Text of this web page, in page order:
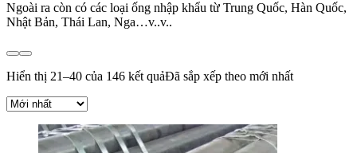
Ngoài ra còn có các loại ống nhập khẩu từ Trung Quốc, Hàn Quốc,
Nhật Bản, Thái Lan, Nga…v..v..
Hiển thị 21–40 của 146 kết quảĐã sắp xếp theo mới nhất